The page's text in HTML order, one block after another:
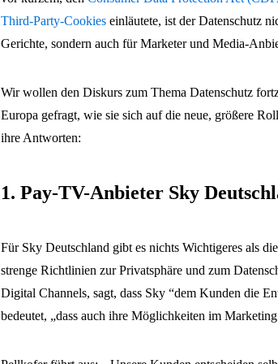
Third-Party-Cookies einläutete, ist der Datenschutz
Gerichte, sondern auch für Marketer und Media-
Wir wollen den Diskurs zum Thema Datenschutz
Europa gefragt, wie sie sich auf die neue, größere
ihre Antworten:
1. Pay-TV-Anbieter Sky
Für Sky Deutschland gibt es nichts Wichtigeres als
strenge Richtlinien zur Privatsphäre und zum
Digital Channels, sagt, dass Sky “dem Kunden die
bedeutet, „dass auch ihre Möglichkeiten im